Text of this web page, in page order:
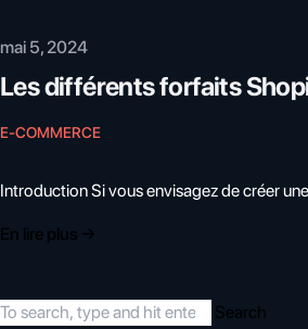
Publié le
mai 5, 2024
Les différents forfaits
E-COMMERCE
Introduction Si vous envisagez de créer
En lire plus →
Search